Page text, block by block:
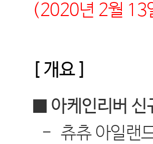
(2020년 2월 13
개요]
■ 아케인리버 신
- 츄츄 아일랜